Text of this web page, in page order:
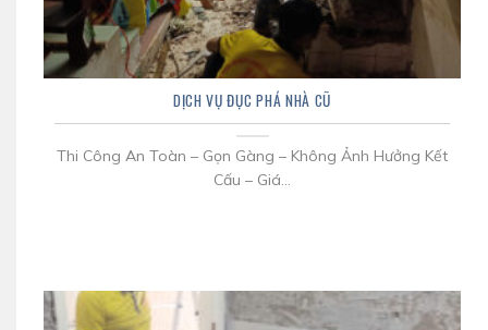
DỊCH VỤ ĐỤC PHÁ NHÀ CŨ
Thi Công An Toàn – Gọn Gàng – Không Ảnh Hưởng Kết
Cấu – Giá...